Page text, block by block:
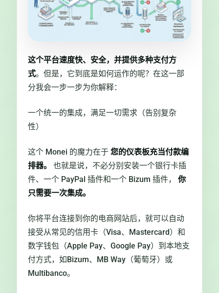
这个平台速度快、安全，并提供多种支付方
式。但是，它到底是如何运作的呢？在这一部
分我会一步一步为你解释：
一个统一的集成，满足一切需求（告别复杂
性）
这个 Monei 的魔力在于 您的仪表板充当付款编
排器。
也就是说，不必分别安装一个银行卡插
件、一个 PayPal 插件和一个 Bizum 插件， 你
只需要一次集成。
你将平台连接到你的电商网站后，就可以自动
接受从常见的信用卡（Visa、Mastercard）和
数字钱包（Apple Pay、Google Pay）到本地支
付方式，如Bizum、MB Way（葡萄牙）或
Multibanco。